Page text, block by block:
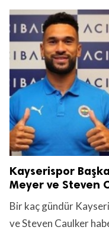
Kayserispor
Meyer ve Steven
Bir kaç gündür
ve Steven Caulker